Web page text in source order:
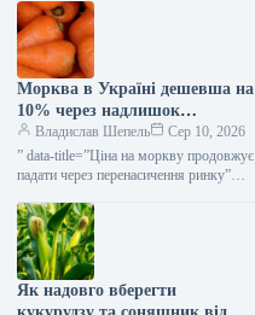
Морква в Україні дешевша на
10% через надлишок
постачання — КУРКУЛЬ
Владислав Шепель
Сер 10, 2026
” data-title=”Ціна на моркву продовжує
падати через перенасичення ринку”
url=”https://kurkul.com/news/41876-
cherez-perenasichennya-rinku-
prodavjuye-znijuvatis-tsina-na-morkvu”>
Ціна на моркву продовжує падати
через перенасичення ринку 10
серпня…
Як надовго вберегти